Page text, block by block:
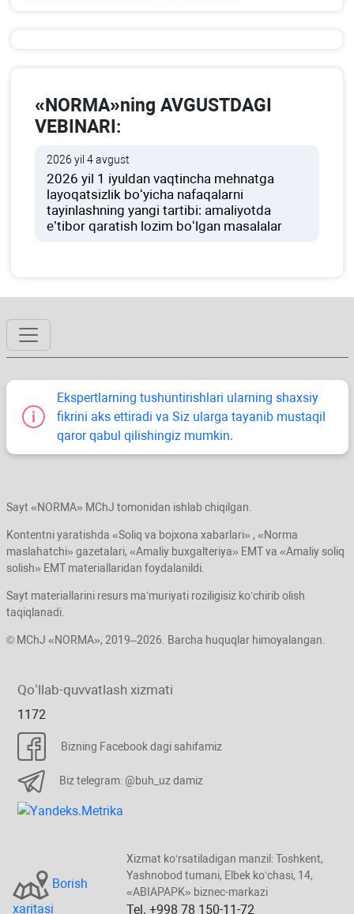
«NORMA»ning AVGUSTDAGI
VEBINARI:
2026 yil 4 avgust
2026 yil 1 iyuldan vaqtincha mehnatga
layoqatsizlik boʻyicha nafaqalarni
tayinlashning yangi tartibi: amaliyotda
e’tibor qaratish lozim boʻlgan masalalar
Ekspertlarning tushuntirishlari ularning shaхsiy
fikrini aks ettiradi va Siz ularga tayanib mustaqil
qaror qabul qilishingiz mumkin.
Sayt «NORMA» MChJ tomonidan ishlab chiqilgan.
Kontentni yaratishda «Soliq va bojхona хabarlari» , «Norma
maslahatchi» gazetalari, «Amaliy buхgalteriya» EMT va «Amaliy soliq
solish» EMT materiallaridan foydalanildi.
Sayt materiallarini resurs ma’muriyati roziligisiz koʻchirib olish
taqiqlanadi.
© MChJ «NORMA», 2019–2026. Barcha huquqlar himoyalangan.
Qoʻllab-quvvatlash хizmati
1172
Bizning Facebook dagi sahifamiz
Biz telegram: @buh_uz damiz
Borish
хaritasi
Xizmat koʻrsatiladigan manzil: Toshkent,
Yashnobod tumani, Elbek koʻchasi, 14,
«ABIAPAPK» biznec-markazi
Tel. +998 78 150-11-72